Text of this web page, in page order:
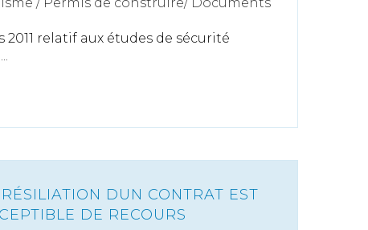
2011 relatif aux études de sécurité
DUN CONTRAT EST
DE RECOURS